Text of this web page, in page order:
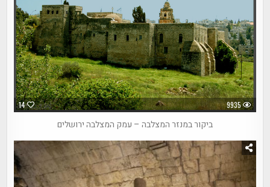
14 9935
ביקור במנזר המצלבה – עמק המצלבה ירושלים